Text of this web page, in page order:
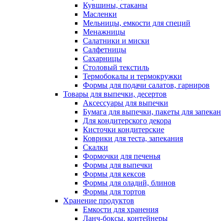
Кувшины, стаканы
Масленки
Мельницы, емкости для специй
Менажницы
Салатники и миски
Салфетницы
Сахарницы
Столовый текстиль
Термобокалы и термокружки
Формы для подачи салатов, гарниров
Товары для выпечки, десертов
Аксессуары для выпечки
Бумага для выпечки, пакеты для
Для кондитерского декора
Кисточки кондитерские
Коврики для теста, запекания
Скалки
Формочки для печенья
Формы для выпечки
Формы для кексов
Формы для оладий, блинов
Формы для тортов
Хранение продуктов
Емкости для хранения
Ланч-боксы, контейнеры